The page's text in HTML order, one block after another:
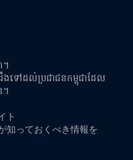
។
ទៅដល់ប្រជាជនកម្ពុជាដែល
។
ト
知っておくべき情報を